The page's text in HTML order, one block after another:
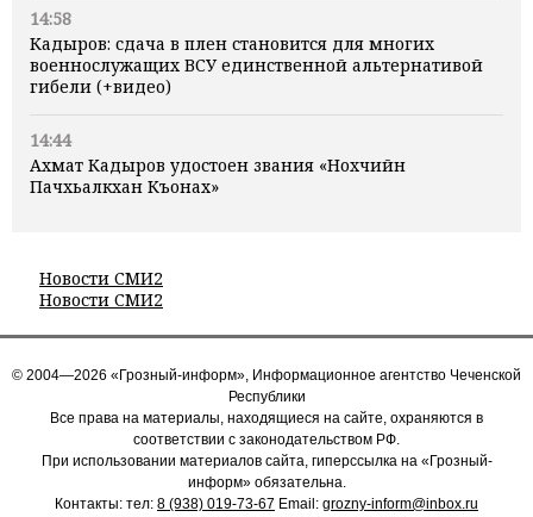
14:58
Кадыров: сдача в плен становится для многих
военнослужащих ВСУ единственной альтернативой
гибели (+видео)
14:44
Ахмат Кадыров удостоен звания «Нохчийн
Пачхьалкхан Къонах»
Новости СМИ2
Новости СМИ2
© 2004—2026 «Грозный-информ», Информационное агентство Чеченской
Республики
Все права на материалы, находящиеся на сайте, охраняются в
соответствии с законодательством РФ.
При использовании материалов сайта, гиперссылка на «Грозный-
информ» обязательна.
Контакты: тел: 8 (938) 019-73-67 Email: grozny-inform@inbox.ru